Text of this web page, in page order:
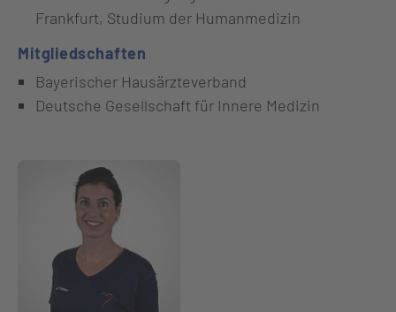
Frankfurt, Studium der Humanmedizin
Mitgliedschaften
Bayerischer Hausärzteverband
Deutsche Gesellschaft für Innere Medizin